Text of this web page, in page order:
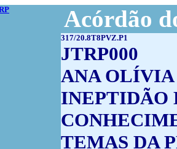
Acórdão
317/20.8T8PVZ.P1
JTRP000
ANA
INEPTIDÃO
TEMAS DA